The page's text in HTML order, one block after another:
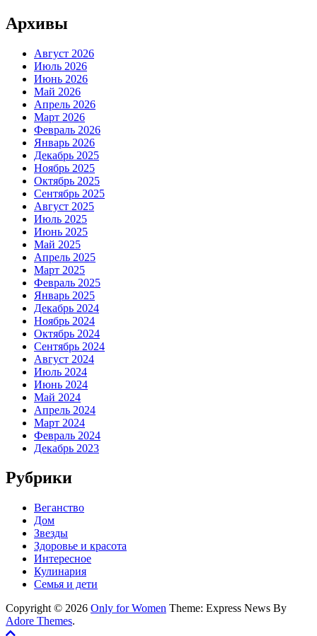
Архивы
Август 2026
Июль 2026
Июнь 2026
Май 2026
Апрель 2026
Март 2026
Февраль 2026
Январь 2026
Декабрь 2025
Ноябрь 2025
Октябрь 2025
Сентябрь 2025
Август 2025
Июль 2025
Июнь 2025
Май 2025
Апрель 2025
Март 2025
Февраль 2025
Январь 2025
Декабрь 2024
Ноябрь 2024
Октябрь 2024
Сентябрь 2024
Август 2024
Июль 2024
Июнь 2024
Май 2024
Апрель 2024
Март 2024
Февраль 2024
Декабрь 2023
Рубрики
Веганство
Дом
Звезды
Здоровье и красота
Интересное
Кулинария
Семья и дети
Copyright © 2026 Only for Women Theme: Express News By
Adore Themes.